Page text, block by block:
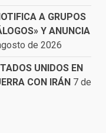
A GRUPOS
Y ANUNCIA
de 2026
UNIDOS EN
CON IRÁN 7 de